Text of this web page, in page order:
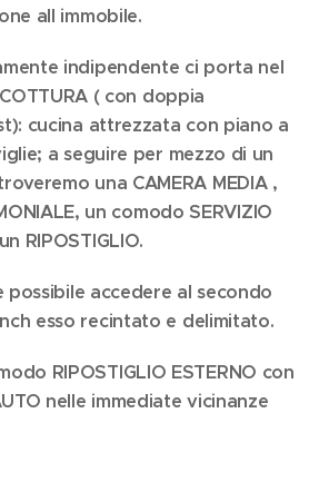
all immobile.
indipendente ci porta nel
( con doppia
cucina attrezzata con piano a
a seguire per mezzo di un
una CAMERA MEDIA ,
un comodo SERVIZIO
RIPOSTIGLIO.
possibile accedere al secondo
esso recintato e delimitato.
RIPOSTIGLIO ESTERNO con
nelle immediate vicinanze